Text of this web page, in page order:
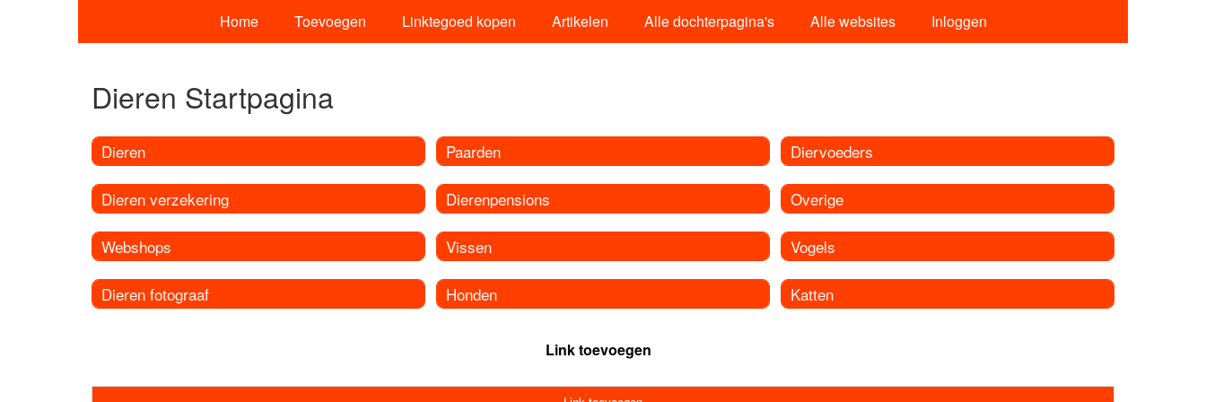
Home Toevoegen Linktegoed kopen Artikelen Alle dochterpagina's Alle websites Inloggen
Dieren Startpagina
Dieren
Dieren verzekering
Webshops
Dieren fotograaf
Paarden
Dierenpensions
Vissen
Honden
Diervoeders
Overige
Vogels
Katten
Link toevoegen